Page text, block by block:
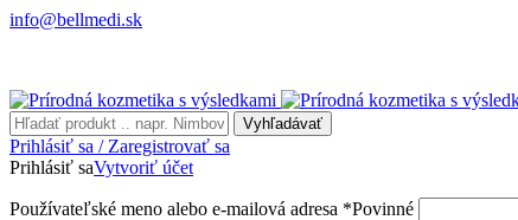
info@bellmedi.sk
Vyhľadávať
Prihlásiť sa / Zaregistrovať sa
Prihlásiť saVytvoriť účet
Používateľské meno alebo e-mailová adresa *Povinné